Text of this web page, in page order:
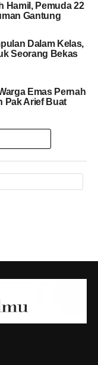
Hamil, Pemuda 22
Gantung
Dalam Kelas,
Seorang Bekas
Emas Pernah
Pak Arief Buat